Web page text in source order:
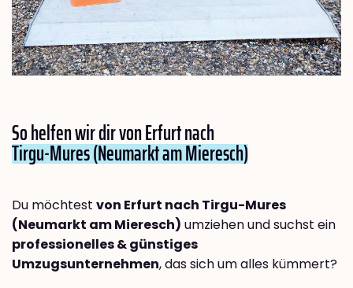
So helfen wir dir von Erfurt nach
Tirgu-Mures (Neumarkt am Mieresch)
Du möchtest von Erfurt nach Tirgu-Mures
(Neumarkt am Mieresch) umziehen und suchst ein
professionelles & günstiges
Umzugsunternehmen, das sich um alles kümmert?